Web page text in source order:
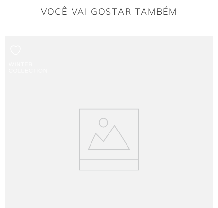
VOCÊ VAI GOSTAR TAMBÉM